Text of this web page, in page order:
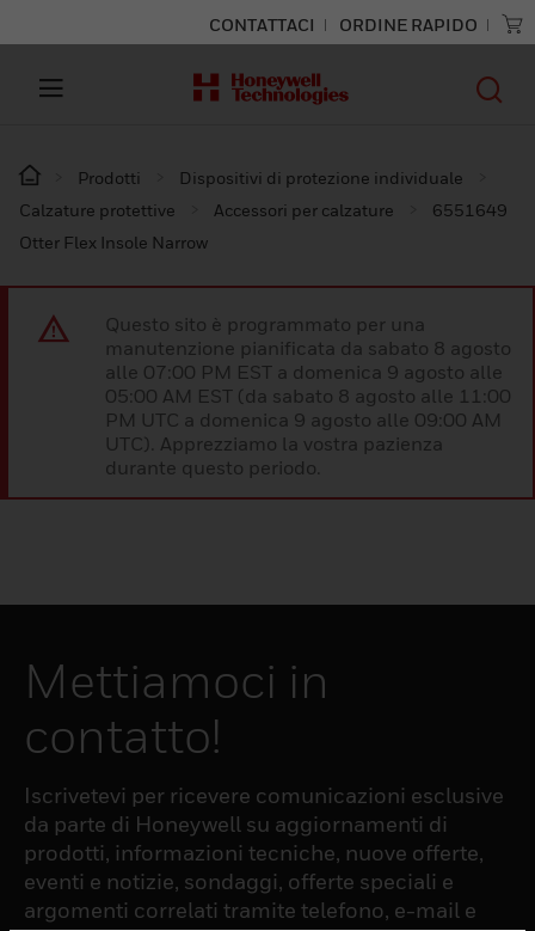
CONTATTACI ORDINE RAPIDO
Prodotti
Dispositivi di protezione individuale
Calzature protettive
Accessori per calzature
6551649
Otter Flex Insole Narrow
Questo sito è programmato per una
manutenzione pianificata da sabato 8 agosto
alle 07:00 PM EST a domenica 9 agosto alle
05:00 AM EST (da sabato 8 agosto alle 11:00
PM UTC a domenica 9 agosto alle 09:00 AM
UTC). Apprezziamo la vostra pazienza
durante questo periodo.
Mettiamoci in
contatto!
Iscrivetevi per ricevere comunicazioni esclusive
da parte di Honeywell su aggiornamenti di
prodotti, informazioni tecniche, nuove offerte,
eventi e notizie, sondaggi, offerte speciali e
argomenti correlati tramite telefono, e-mail e